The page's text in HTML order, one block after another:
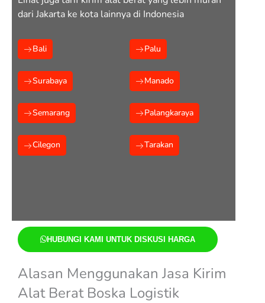
dari Jakarta ke kota lainnya di Indonesia
Bali
Surabaya
Semarang
Cilegon
Palu
Manado
Palangkaraya
Tarakan
HUBUNGI KAMI UNTUK DISKUSI HARGA
Alasan Menggunakan Jasa Kirim
Alat Berat Boska Logistik